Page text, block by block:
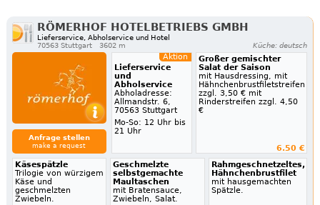
RÖMERHOF HOTELBETRIEBS GMBH
Lieferservice, Abholservice und Hotel
70563 Stuttgart
3602 m Küche: deutsch
Anfrage stellen
make a request
Aktion
Lieferservice
und
Abholservice
Abholadresse:
Allmandstr. 6,
70563 Stuttgart
Mo-So: 12 Uhr bis
21 Uhr
Großer gemischter
Salat der Saison
mit Hausdressing, mit
Hähnchenbrustfiletstreifen
zzgl. 3,50 € mit
Rinderstreifen zzgl. 4,50
€
6.50 €
Käsespätzle
Trilogie von würzigem
Käse und
geschmelzten
Zwiebeln.
Geschmelzte
selbstgemachte
Maultaschen
mit Bratensauce,
Zwiebeln, Salat.
Rahmgeschnetzeltes,
Hähnchenbrustfilet
mit hausgemachten
Spätzle.